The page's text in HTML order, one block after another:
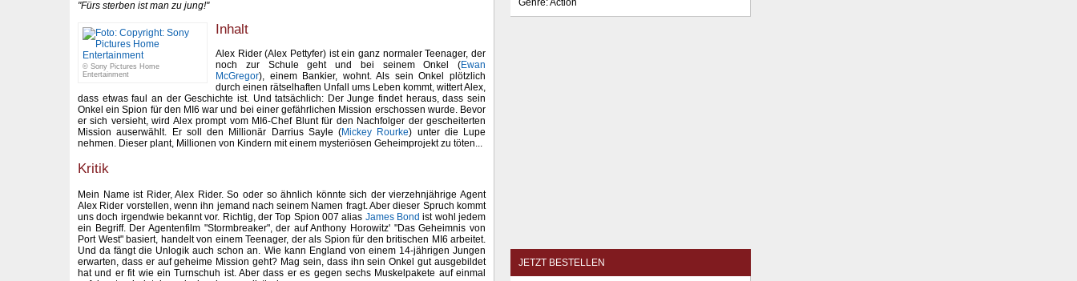
"Fürs sterben ist man zu jung!"
© Sony Pictures Home
Entertainment
Inhalt
Alex Rider (Alex Pettyfer) ist ein ganz normaler Teenager, der
noch zur Schule geht und bei seinem Onkel (Ewan
McGregor), einem Bankier, wohnt. Als sein Onkel plötzlich
durch einen rätselhaften Unfall ums Leben kommt, wittert Alex,
dass etwas faul an der Geschichte ist. Und tatsächlich: Der Junge findet heraus, dass sein
Onkel ein Spion für den MI6 war und bei einer gefährlichen Mission erschossen wurde. Bevor
er sich versieht, wird Alex prompt vom MI6-Chef Blunt für den Nachfolger der gescheiterten
Mission auserwählt. Er soll den Millionär Darrius Sayle (Mickey Rourke) unter die Lupe
nehmen. Dieser plant, Millionen von Kindern mit einem mysteriösen Geheimprojekt zu töten...
Kritik
Mein Name ist Rider, Alex Rider. So oder so ähnlich könnte sich der vierzehnjährige Agent
Alex Rider vorstellen, wenn ihn jemand nach seinem Namen fragt. Aber dieser Spruch kommt
uns doch irgendwie bekannt vor. Richtig, der Top Spion 007 alias James Bond ist wohl jedem
ein Begriff. Der Agentenfilm "Stormbreaker", der auf Anthony Horowitz' "Das Geheimnis von
Port West" basiert, handelt von einem Teenager, der als Spion für den britischen MI6 arbeitet.
Und da fängt die Unlogik auch schon an. Wie kann England von einem 14-jährigen Jungen
erwarten, dass er auf geheime Mission geht? Mag sein, dass ihn sein Onkel gut ausgebildet
hat und er fit wie ein Turnschuh ist. Aber dass er es gegen sechs Muskelpakete auf einmal
Genre: Action
JETZT BESTELLEN